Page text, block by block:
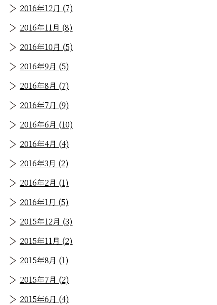
2016年12月 (7)
2016年11月 (8)
2016年10月 (5)
2016年9月 (5)
2016年8月 (7)
2016年7月 (9)
2016年6月 (10)
2016年4月 (4)
2016年3月 (2)
2016年2月 (1)
2016年1月 (5)
2015年12月 (3)
2015年11月 (2)
2015年8月 (1)
2015年7月 (2)
2015年6月 (4)